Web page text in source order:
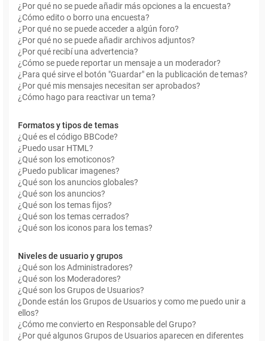
¿Por qué no se puede añadir más opciones a la encuesta?
¿Cómo edito o borro una encuesta?
¿Por qué no se puede acceder a algún foro?
¿Por qué no se puede añadir archivos adjuntos?
¿Por qué recibí una advertencia?
¿Cómo se puede reportar un mensaje a un moderador?
¿Para qué sirve el botón "Guardar" en la publicación de temas?
¿Por qué mis mensajes necesitan ser aprobados?
¿Cómo hago para reactivar un tema?
Formatos y tipos de temas
¿Qué es el código BBCode?
¿Puedo usar HTML?
¿Qué son los emoticonos?
¿Puedo publicar imagenes?
¿Qué son los anuncios globales?
¿Qué son los anuncios?
¿Qué son los temas fijos?
¿Qué son los temas cerrados?
¿Qué son los iconos para los temas?
Niveles de usuario y grupos
¿Qué son los Administradores?
¿Qué son los Moderadores?
¿Qué son los Grupos de Usuarios?
¿Donde están los Grupos de Usuarios y como me puedo unir a
ellos?
¿Cómo me convierto en Responsable del Grupo?
¿Por qué algunos Grupos de Usuarios aparecen en diferentes